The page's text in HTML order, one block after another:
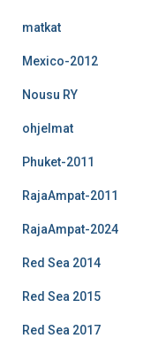
matkat
Mexico-2012
Nousu RY
ohjelmat
Phuket-2011
RajaAmpat-2011
RajaAmpat-2024
Red Sea 2014
Red Sea 2015
Red Sea 2017